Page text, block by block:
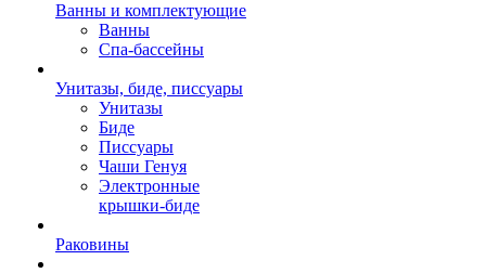
Ванны и комплектующие
Ванны
Спа-бассейны
Унитазы, биде, писсуары
Унитазы
Биде
Писсуары
Чаши Генуя
Электронные
крышки-биде
Раковины